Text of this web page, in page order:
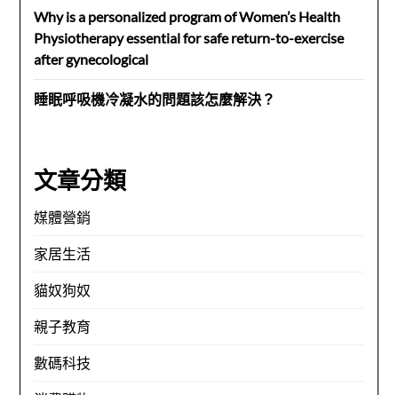
Why is a personalized program of Women’s Health
Physiotherapy essential for safe return-to-exercise
after gynecological
睡眠呼吸機冷凝水的問題該怎麼解決？
文章分類
媒體營銷
家居生活
貓奴狗奴
親子教育
數碼科技